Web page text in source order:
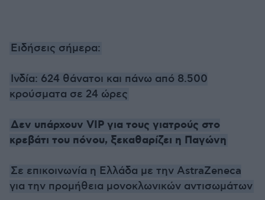
Ειδήσεις σήμερα:
Ινδία: 624 θάνατοι και πάνω από 8.500
κρούσματα σε 24 ώρες
Δεν υπάρχουν VIP για τους γιατρούς στο
κρεβάτι του πόνου, ξεκαθαρίζει η Παγώνη
Σε επικοινωνία η Ελλάδα με την AstraZeneca
για την προμήθεια μονοκλωνικών αντισωμάτων